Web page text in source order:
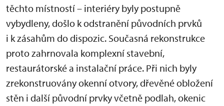
těchto místností – interiéry byly postupně
vybydleny, došlo k odstranění původních prvků
i k zásahům do dispozic. Současná rekonstrukce
proto zahrnovala komplexní stavební,
restaurátorské a instalační práce. Při nich byly
zrekonstruovány okenní otvory, dřevěné obložení
stěn i další původní prvky včetně podlah, okenic